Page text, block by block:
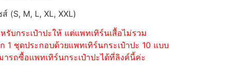
(S, M, L, XL, XXL)
บกระเป๋าปะให้ แต่แพทเทิร์นเสื้อไม่รวม
1 ชุดประกอบด้วยแพทเทิร์นกระเป๋าปะ 10 แบบ
รถซื้อแพทเทิร์นกระเป๋าปะได้ที่ลิงค์นี้ค่ะ